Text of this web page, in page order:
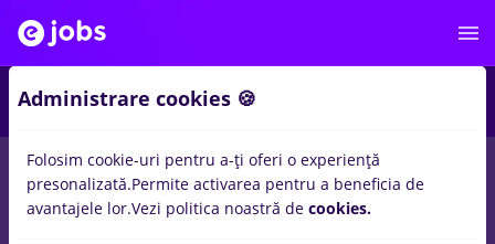
Salarii Remote (de acasă) București Cluj-
Administrare cookies 🍪
Folosim cookie-uri pentru a-ți oferi o experiență
presonalizată.Permite activarea pentru a beneficia de
avantajele lor.Vezi politica noastră de cookies.